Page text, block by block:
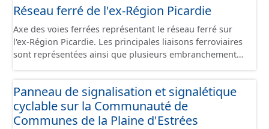
Réseau ferré de l'ex-Région Picardie
Axe des voies ferrées représentant le réseau ferré sur
l'ex-Région Picardie. Les principales liaisons ferroviaires
sont représentées ainsi que plusieurs embranchements
sont désaffectées mais sont toujours physiquement
présentes sur le terrain.
Panneau de signalisation et signalétique
cyclable sur la Communauté de
Communes de la Plaine d'Estrées